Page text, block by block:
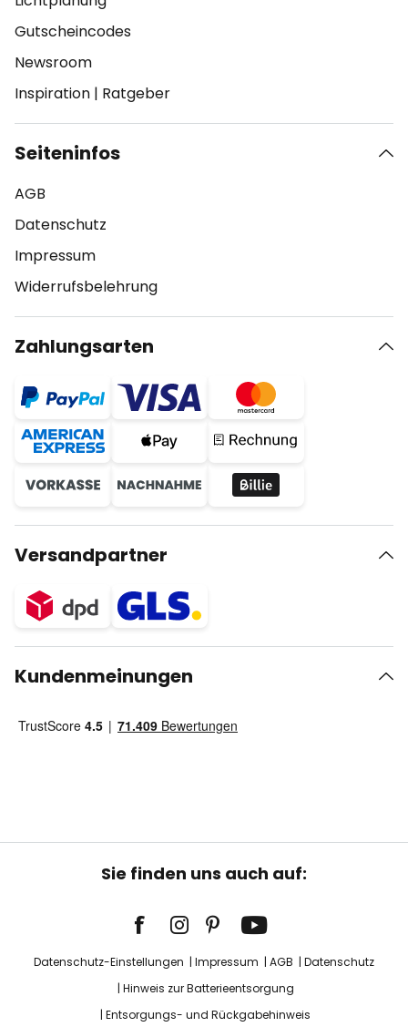
Gutscheincodes
Newsroom
Inspiration | Ratgeber
Seiteninfos
AGB
Datenschutz
Impressum
Widerrufsbelehrung
Zahlungsarten
Versandpartner
Kundenmeinungen
Sie finden uns auch auf:
Datenschutz-Einstellungen Impressum AGB
Datenschutz
Hinweis zur Batterieentsorgung
Entsorgungs- und Rückgabehinweis